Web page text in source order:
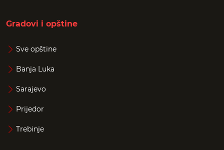
Gradovi i opštine
Sve opštine
Banja Luka
Sarajevo
Prijedor
Trebinje